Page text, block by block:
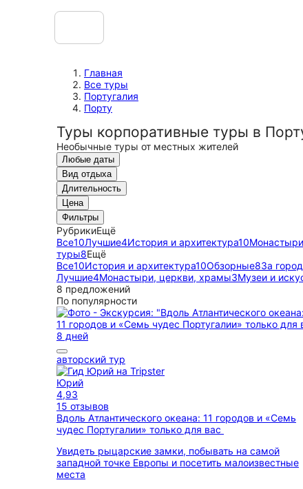
Главная
Все туры
Португалия
Порту
Туры корпоративные туры в
Необычные туры от местных жителей
Любые даты
Вид отдыха
Длительность
Цена
Фильтры
РубрикиЕщё
Все10Лучшие4История и архитектура10
туры8Ещё
Все10История и архитектура10Обзорные8За
Лучшие4Монастыри, церкви, храмы3Музеи и
8 предложений
По популярности
8 дней
авторский тур
Юрий
4,93
15 отзывов
Вдоль Атлантического океана: 11 городов и «Семь
чудес Португалии» только для вас
Увидеть рыцарские замки, побывать на самой
западной точке Европы и посетить малоизвестные
места